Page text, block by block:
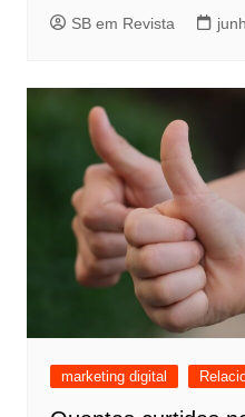
SB em Revista
marketing digital